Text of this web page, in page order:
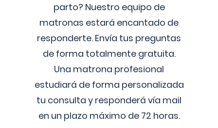
parto? Nuestro equipo de
matronas estará encantado de
responderte. Envía tus preguntas
de forma totalmente gratuita.
Una matrona profesional
estudiará de forma personalizada
tu consulta y responderá vía mail
en un plazo máximo de 72 horas.